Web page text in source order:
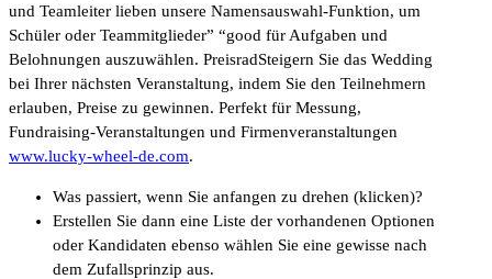
und Teamleiter lieben unsere Namensauswahl-Funktion, um
Schüler oder Teammitglieder” “good für Aufgaben und
Belohnungen auszuwählen. PreisradSteigern Sie das Wedding
bei Ihrer nächsten Veranstaltung, indem Sie den Teilnehmern
erlauben, Preise zu gewinnen. Perfekt für Messung,
Fundraising-Veranstaltungen und Firmenveranstaltungen
www.lucky-wheel-de.com.
Was passiert, wenn Sie anfangen zu drehen (klicken)?
Erstellen Sie dann eine Liste der vorhandenen Optionen
oder Kandidaten ebenso wählen Sie eine gewisse nach
dem Zufallsprinzip aus.